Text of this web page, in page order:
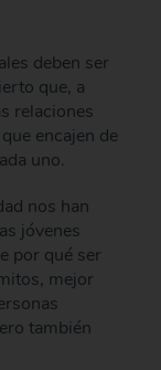
deben ser
que, a
relaciones
encajen de
uno.
nos han
jóvenes
por qué ser
mejor
también